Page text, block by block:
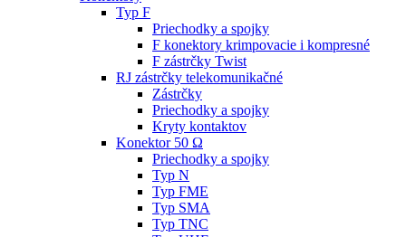
Typ F
Priechodky a spojky
F konektory krimpovacie i kompresné
F zástrčky Twist
RJ zástrčky telekomunikačné
Zástrčky
Priechodky a spojky
Kryty kontaktov
Konektor 50 Ω
Priechodky a spojky
Typ N
Typ FME
Typ SMA
Typ TNC